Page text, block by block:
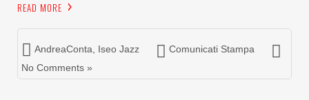
READ MORE
AndreaConta Iseo Jazz
Comunicati Stampa
No Comments »